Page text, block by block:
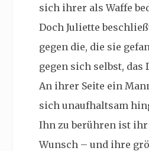
sich ihrer als Waffe
Doch Juliette
gegen die, die sie
gegen sich selbst,
An ihrer Seite ein
sich unaufhaltsam
Ihn zu berühren ist
Wunsch – und ihre